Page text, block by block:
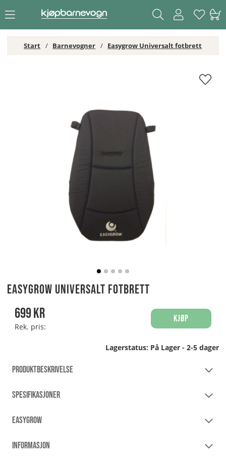
Start Barnevogner Easygrow Universalt fotbrett
Easygrow Universalt fotbrett
699kr
Rek. pris:
Kjøp
Lagerstatus: På Lager - 2-5 dager
PRODUKTBESKRIVELSE
SPESIFIKASJONER
EASYGROW
INFORMASJON